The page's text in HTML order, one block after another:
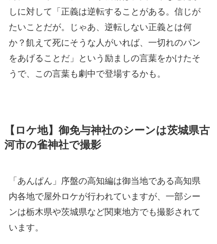
しに対して「正義は逆転することがある。信じが
たいことだが。じゃあ、逆転しない正義とは何
か？飢えて死にそうな人がいれば、一切れのパン
をあげることだ」という励ましの言葉をかけたそ
うで、この言葉も劇中で登場するかも。
【ロケ地】御免与神社のシーンは茨城県古
河市の雀神社で撮影
「あんぱん」序盤の高知編は御当地である高知県
内各地で屋外ロケが行われていますが、一部シー
ンは栃木県や茨城県など関東地方でも撮影されて
います。